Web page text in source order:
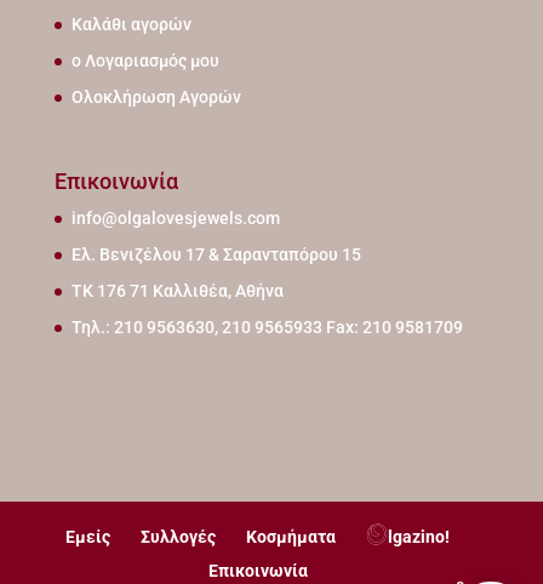
Καλάθι αγορών
ο Λογαριασμός μου
Ολοκλήρωση Αγορών
Επικοινωνία
info@olgalovesjewels.com
Ελ. Βενιζέλου 17 & Σαρανταπόρου 15
ΤΚ 176 71 Καλλιθέα, Αθήνα
Τηλ.: 210 9563630, 210 9565933 Fax: 210 9581709
Εμείς Συλλογές Κοσμήματα
lgazino!
Επικοινωνία